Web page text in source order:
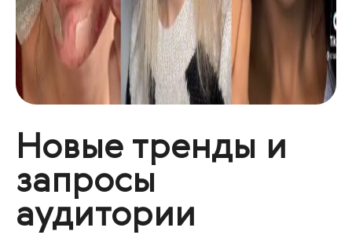
Новые тренды и
запросы
аудитории